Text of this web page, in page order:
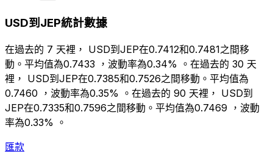
USD到JEP統計數據
在過去的 7 天裡， USD到JEP在0.7412和0.7481之間移
動。平均值為0.7433 ，波動率為0.34% 。在過去的 30 天
裡， USD到JEP在0.7385和0.7526之間移動。平均值為
0.7460 ，波動率為0.35% 。在過去的 90 天裡， USD到
JEP在0.7335和0.7596之間移動。平均值為0.7469 ，波動
率為0.33% 。
匯款